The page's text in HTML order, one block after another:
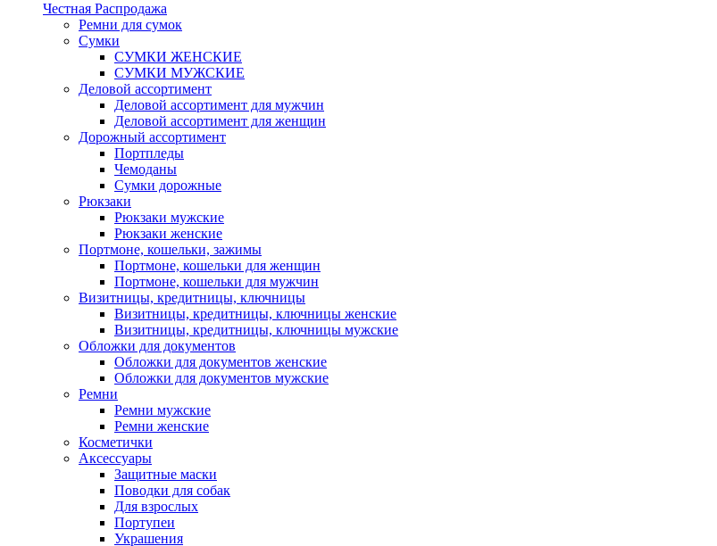
Честная Распродажа
Ремни для сумок
Сумки
СУМКИ ЖЕНСКИЕ
СУМКИ МУЖСКИЕ
Деловой ассортимент
Деловой ассортимент для мужчин
Деловой ассортимент для женщин
Дорожный ассортимент
Портпледы
Чемоданы
Сумки дорожные
Рюкзаки
Рюкзаки мужские
Рюкзаки женские
Портмоне, кошельки, зажимы
Портмоне, кошельки для женщин
Портмоне, кошельки для мужчин
Визитницы, кредитницы, ключницы
Визитницы, кредитницы, ключницы женские
Визитницы, кредитницы, ключницы мужские
Обложки для документов
Обложки для документов женские
Обложки для документов мужские
Ремни
Ремни мужские
Ремни женские
Косметички
Аксессуары
Защитные маски
Поводки для собак
Для взрослых
Портупеи
Украшения